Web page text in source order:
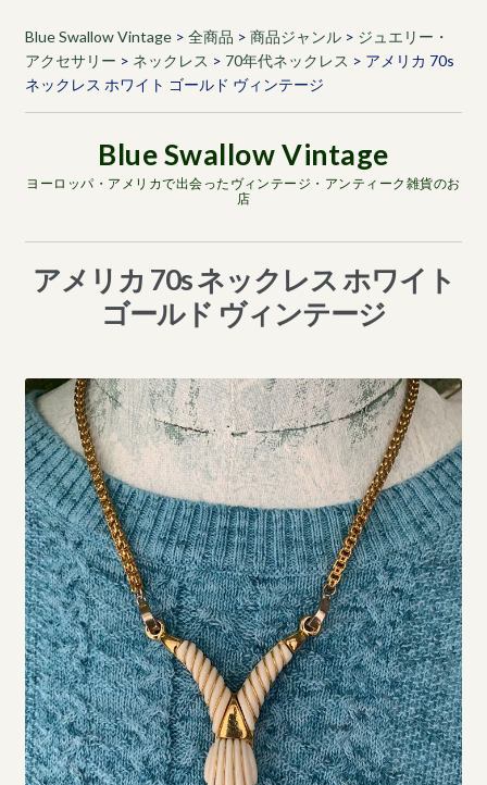
Blue Swallow Vintage> 全商品 > 商品ジャンル> ジュエリー・
アクセサリー > ネックレス > 70年代ネックレス > アメリカ 70s
ネックレス ホワイト ゴールド ヴィンテージ
ヨーロッパ・アメリカで出会ったヴィンテージ・アンティーク雑貨のお
店
アメリカ 70s ネックレス ホワイト
ゴールド ヴィンテージ